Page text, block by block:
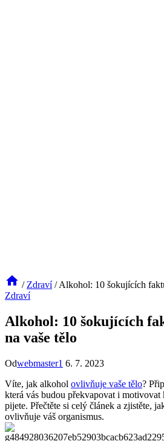
/ Zdraví / Alkohol: 10 šokujících
Zdraví
Alkohol: 10 šokujících
na vaše tělo
Odwebmaster1 6. 7. 2023
Víte, jak alkohol ovlivňuje vaše tělo?
která vás budou překvapovat i motivovat
pijete. Přečtěte si celý článek a zjistěte,
ovlivňuje váš organismus.